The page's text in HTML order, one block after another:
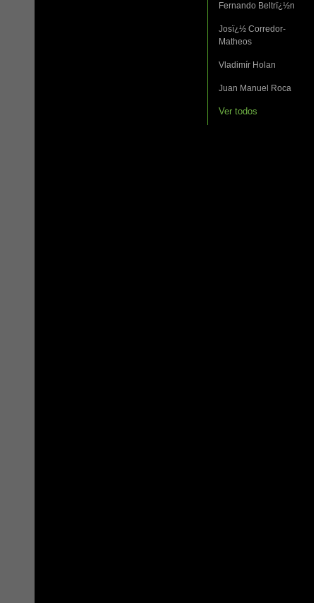
Fernando Beltrï¿½n
Josï¿½ Corredor-
Matheos
Vladimír Holan
Juan Manuel Roca
Ver todos